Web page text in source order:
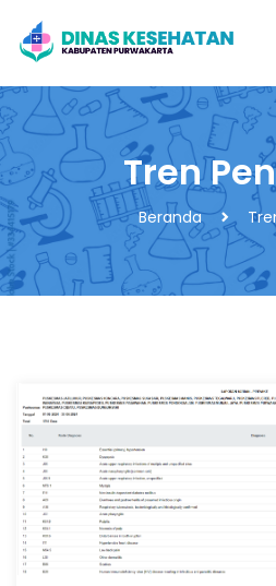
Tren
Beranda